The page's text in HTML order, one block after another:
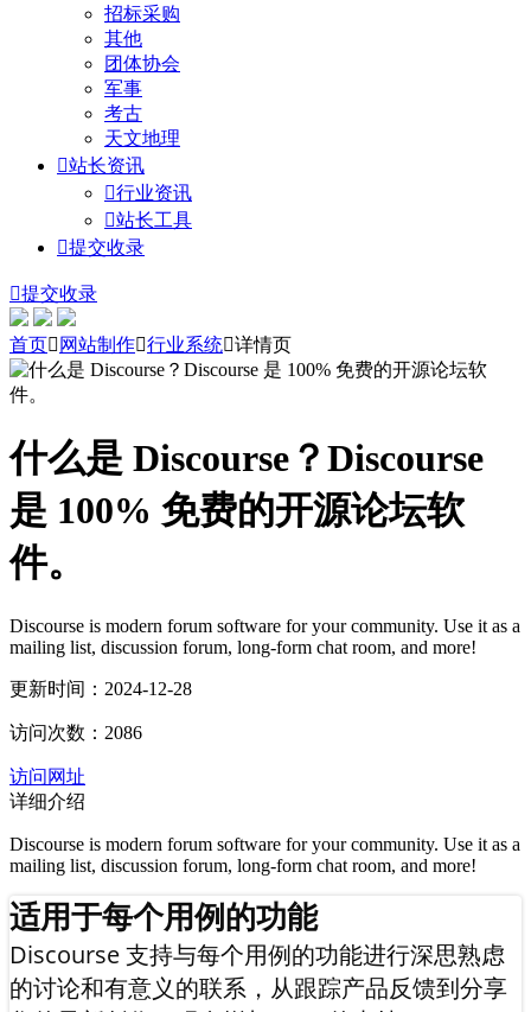
招标采购
其他
团体协会
军事
考古
天文地理
站长资讯
行业资讯
站长工具
提交收录
提交收录
首页 网站制作行业系统详情页
什么是 Discourse？Discourse
是 100% 免费的开源论坛软
件。
Discourse is modern forum software for your community. Use it as a
mailing list, discussion forum, long-form chat room, and more!
更新时间：2024-12-28
访问次数：2086
访问网址
详细介绍
Discourse is modern forum software for your community. Use it as a
mailing list, discussion forum, long-form chat room, and more!
适用于每个用例的功能
Discourse 支持与每个用例的功能进行深思熟虑
的讨论和有意义的联系，从跟踪产品反馈到分享